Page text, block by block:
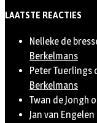
LAATSTE REACTIES
Nelleke de
Berkelmans
Peter Tuerlings
Berkelmans
Twan de Jongh
Jan van Engelen